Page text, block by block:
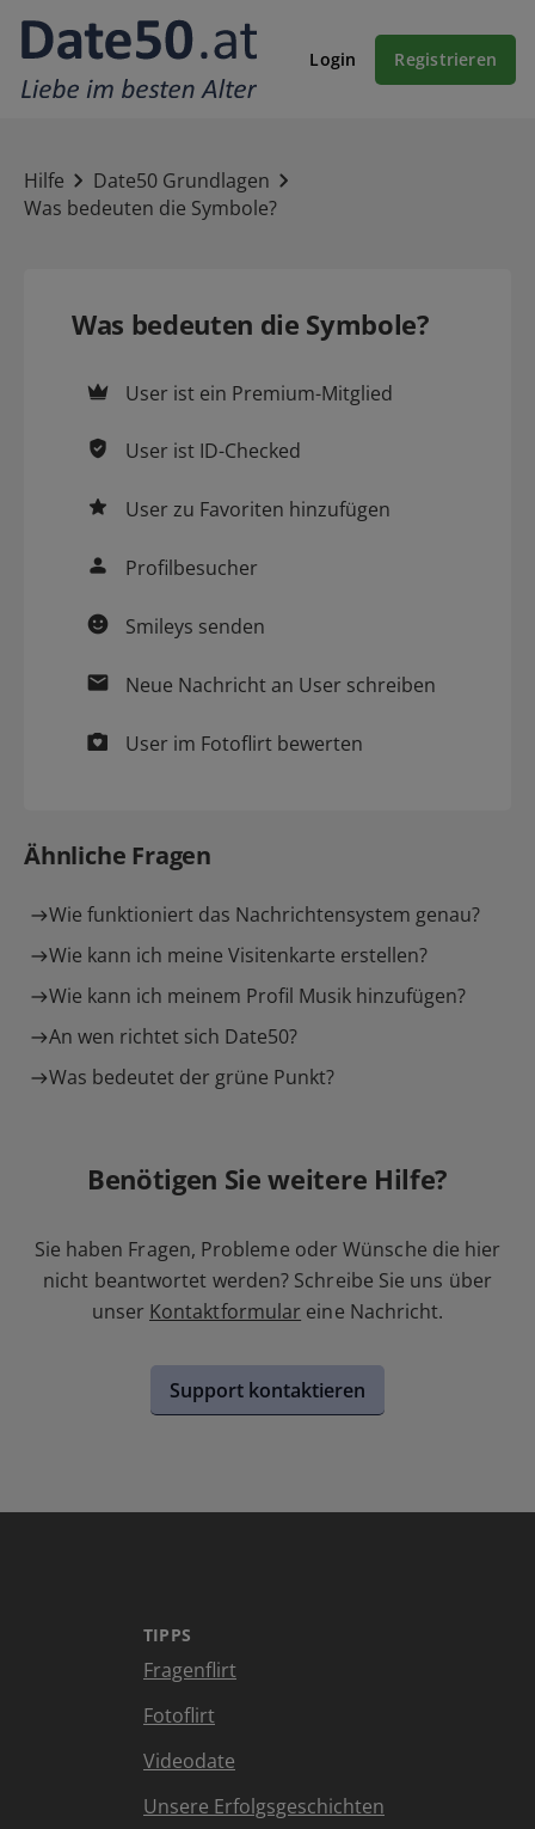
Login Registrieren
Hilfe
Date50 Grundlagen
Was bedeuten die Symbole?
Was bedeuten die Symbole?
User ist ein Premium-Mitglied
User ist ID-Checked
User zu Favoriten hinzufügen
Profilbesucher
Smileys senden
Neue Nachrichtan User schreiben
User im Fotoflirt bewerten
Ähnliche Fragen
Wie funktioniert das Nachrichtensystem genau?
Wie kann ich meine Visitenkarte erstellen?
Wie kann ich meinem Profil Musik hinzufügen?
An wen richtet sich Date50?
Was bedeutet der grüne Punkt?
Benötigen Sie weitere Hilfe?
Sie haben Fragen, Probleme oder Wünsche die hier
nicht beantwortet werden? Schreibe Sie uns über
unser Kontaktformular eine Nachricht.
Support kontaktieren
TIPPS
Fragenflirt
Fotoflirt
Videodate
Unsere Erfolgsgeschichten